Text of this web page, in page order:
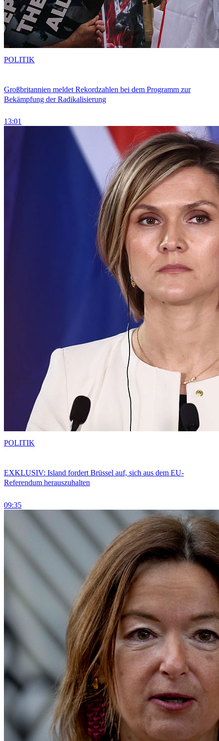
Großbritannien meldet Rekordzahlen bei dem Programm zur
Bekämpfung der Radikalisierung
13:01
POLITIK
EXKLUSIV: Island fordert Brüssel auf, sich aus dem EU-
Referendum herauszuhalten
09:35
POLITIK